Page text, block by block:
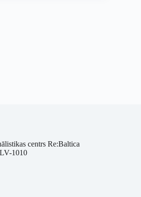
centrs Re:Baltica
1010